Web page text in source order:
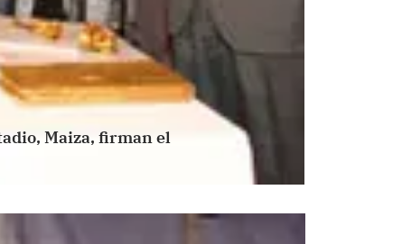
Maiza, firman el